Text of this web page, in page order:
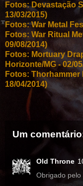
Fotos: Devastação
13/03/2015)
Fotos: War Metal
Fotos: War Ritual
09/08/2014)
Fotos: Mortuary
Horizonte/MG - 02/
Fotos: Thorhammer
18/04/2014)
Um
Old Throne
Obrigado pelo